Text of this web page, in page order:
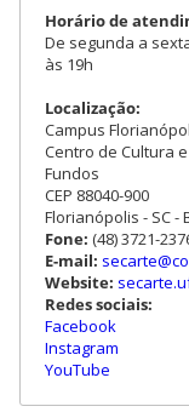
Horário de
De segunda a
às 19h
Localização:
Campus
Centro de Cultura
Fundos
CEP 88040-900
Florianópolis - SC -
Fone: (48) 3721-
E-mail:
Website:
Redes sociais:
Facebook
Instagram
YouTube